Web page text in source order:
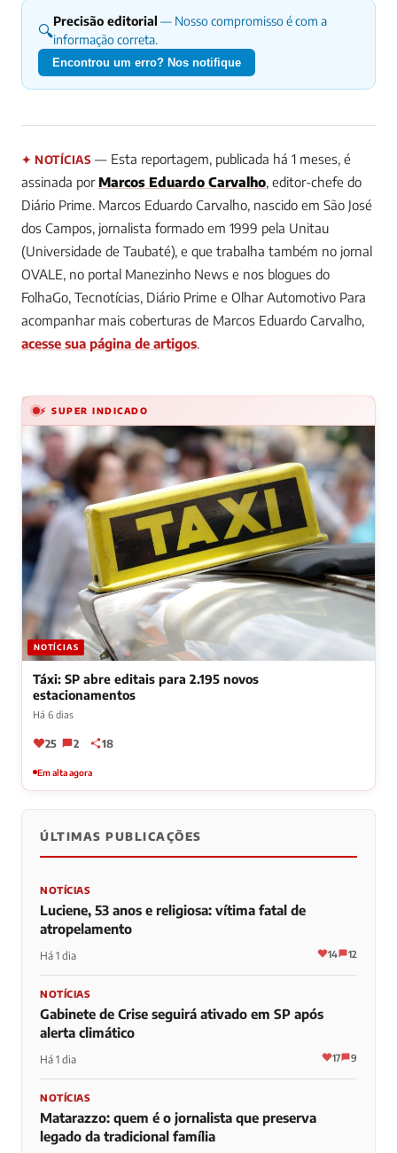
🔍Precisão editorial — Nosso compromisso é com a
informação correta.
Encontrou um erro? Nos notifique
✦ NOTÍCIAS — Esta reportagem, publicada há 1 meses, é
assinada por Marcos Eduardo Carvalho, editor-chefe do
Diário Prime. Marcos Eduardo Carvalho, nascido em São José
dos Campos, jornalista formado em 1999 pela Unitau
(Universidade de Taubaté), e que trabalha também no jornal
OVALE, no portal Manezinho News e nos blogues do
FolhaGo, Tecnotícias, Diário Prime e Olhar Automotivo Para
acompanhar mais coberturas de Marcos Eduardo Carvalho,
acesse sua página de artigos.
⚡ SUPER INDICADO
NOTÍCIAS
Táxi: SP abre editais para 2.195 novos
estacionamentos
Há 6 dias
25 2 18
Em alta agora
ÚLTIMAS PUBLICAÇÕES
NOTÍCIAS
Luciene, 53 anos e religiosa: vítima fatal de
atropelamento
Há 1 dia 14 12
NOTÍCIAS
Gabinete de Crise seguirá ativado em SP após
alerta climático
Há 1 dia 17 9
NOTÍCIAS
Matarazzo: quem é o jornalista que preserva
legado da tradicional família